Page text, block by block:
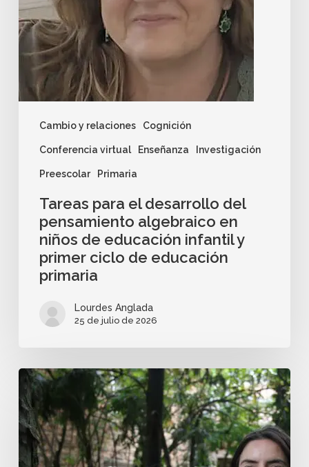
Cambio y relaciones Cognición
Conferencia virtual Enseñanza Investigación
Preescolar Primaria
Tareas para el desarrollo del
pensamiento algebraico en
niños de educación infantil y
primer ciclo de educación
primaria
Lourdes Anglada
25 de julio de 2026